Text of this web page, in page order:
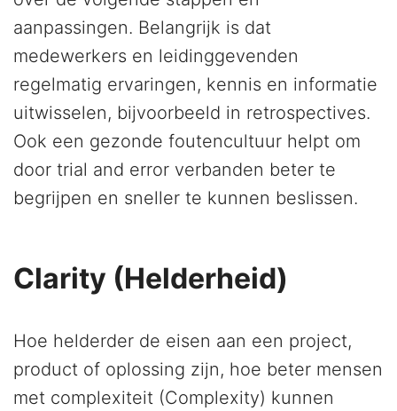
aanpassingen. Belangrijk is dat
medewerkers en leidinggevenden
regelmatig ervaringen, kennis en informatie
uitwisselen, bijvoorbeeld in retrospectives.
Ook een gezonde foutencultuur helpt om
door trial and error verbanden beter te
begrijpen en sneller te kunnen beslissen.
Clarity (Helderheid)
Hoe helderder de eisen aan een project,
product of oplossing zijn, hoe beter mensen
met complexiteit (Complexity) kunnen